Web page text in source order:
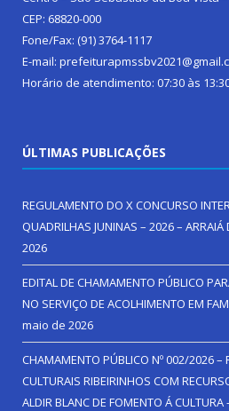
CEP: 68820-000
Fone/Fax: (91) 3764-1117
E-mail:
Horário de atendimento: 07:30 às
ÚLTIMAS PUBLICAÇÕES
REGULAMENTO DO X CONCURSO
QUADRILHAS JUNINAS – 2026 – ARRAIÁ
2026
EDITAL DE CHAMAMENTO PÚBLICO
NO SERVIÇO DE ACOLHIMENTO EM
maio de 2026
CHAMAMENTO PÚBLICO Nº 002/2026 –
CULTURAIS RIBEIRINHOS COM
ALDIR BLANC DE FOMENTO Á